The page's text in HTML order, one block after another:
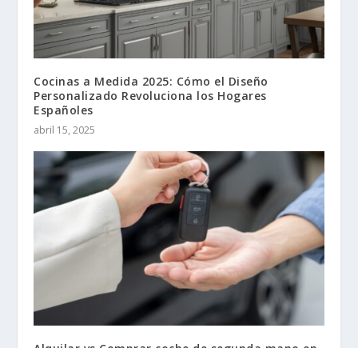
Cocinas a Medida 2025: Cómo el Diseño
Personalizado Revoluciona los Hogares
Españoles
abril 15, 2025